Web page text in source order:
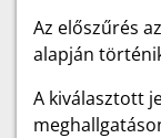
Az előszűrés
alapján
A kiválasztott